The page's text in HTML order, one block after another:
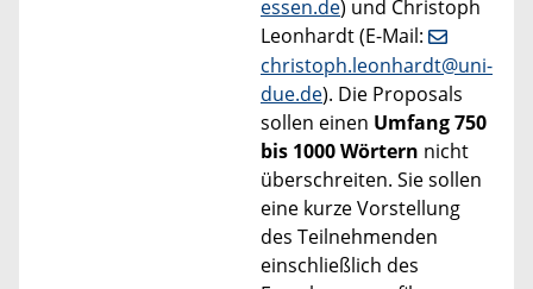
essen.de) und Christoph
Leonhardt (E-Mail:
christoph.leonhardt@uni-
due.de). Die Proposals
sollen einen Umfang 750
bis 1000 Wörtern nicht
überschreiten. Sie sollen
eine kurze Vorstellung
des Teilnehmenden
einschließlich des